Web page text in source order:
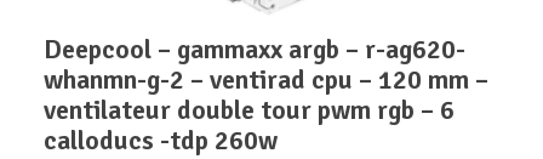
deepcool – gammaxx argb – r-ag620-
whanmn-g-2 – ventirad cpu – 120 mm –
ventilateur double tour pwm rgb – 6
calloducs -tdp 260w